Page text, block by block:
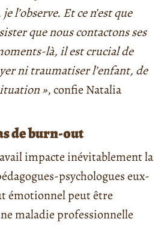
l’observe. Et ce n’est que
que nous contactons ses
là, il est crucial de
ni traumatiser l’enfant, de
», confie Natalia
de burn-out
impacte inévitablement la
psychologues eux-
émotionnel peut être
maladie professionnelle